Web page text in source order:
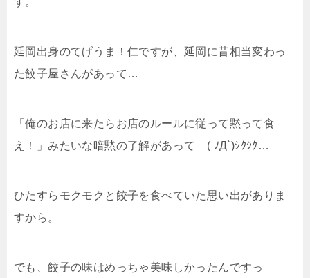
延岡出身のてげうま！仁ですが、延岡に昔相当変わっ
た餃子屋さんがあって…
「俺のお店に来たらお店のルールに従って黙って食
え！」みたいな暗黙の了解があって ( ﾉД`)ｼｸｼｸ…
ひたすらモクモクと餃子を食べていた思い出がありま
すから。
でも、餃子の味はめっちゃ美味しかったんですっ